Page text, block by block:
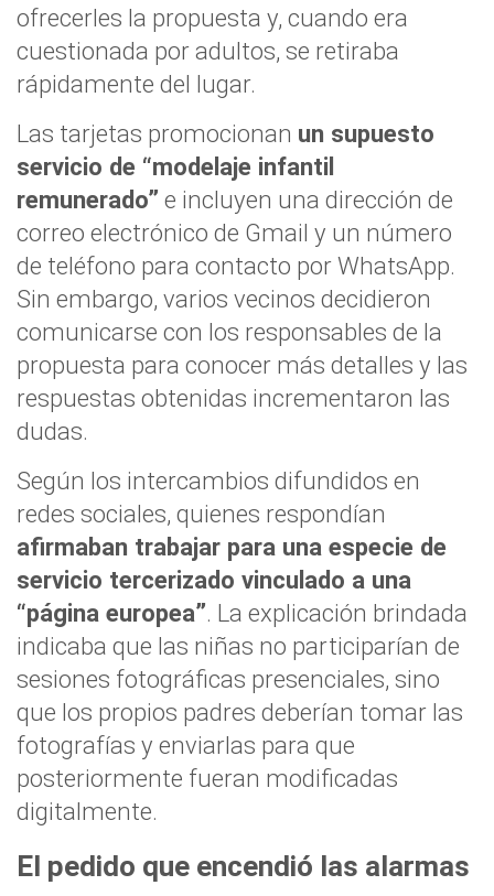
ofrecerles la propuesta y, cuando era
cuestionada por adultos, se retiraba
rápidamente del lugar.
Las tarjetas promocionan un supuesto
servicio de “modelaje infantil
remunerado” e incluyen una dirección de
correo electrónico de Gmail y un número
de teléfono para contacto por WhatsApp.
Sin embargo, varios vecinos decidieron
comunicarse con los responsables de la
propuesta para conocer más detalles y las
respuestas obtenidas incrementaron las
dudas.
Según los intercambios difundidos en
redes sociales, quienes respondían
afirmaban trabajar para una especie de
servicio tercerizado vinculado a una
“página europea”. La explicación brindada
indicaba que las niñas no participarían de
sesiones fotográficas presenciales, sino
que los propios padres deberían tomar las
fotografías y enviarlas para que
posteriormente fueran modificadas
digitalmente.
El pedido que encendió las alarmas